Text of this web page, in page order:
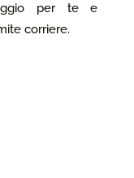
per te e
corriere.